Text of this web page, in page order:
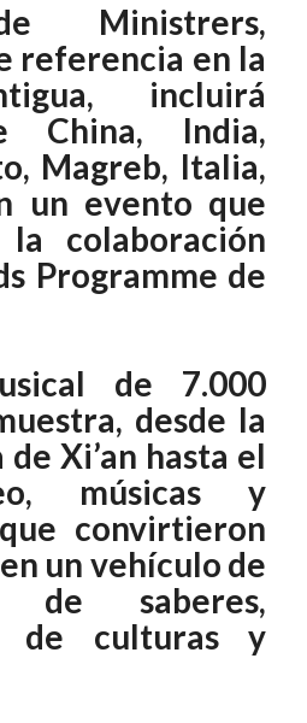
Ministrers,
referencia en la
incluirá
China, India,
Magreb, Italia,
un evento que
colaboración
Programme de
de 7.000
desde la
Xi’an hasta el
músicas y
convirtieron
un vehículo de
de saberes,
de culturas y